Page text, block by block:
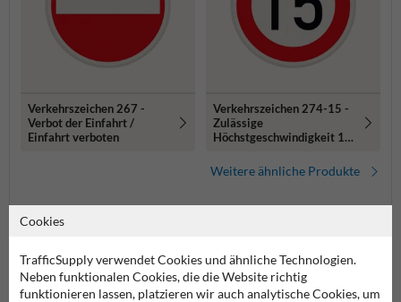
Verkehrszeichen 267 -
Verbot der Einfahrt /
Einfahrt verboten
Verkehrszeichen 274-15 -
Zulässige
Höchstgeschwindigkeit 15
Weitere ähnliche Produkte
Cookies
TrafficSupply verwendet Cookies und ähnliche Technologien.
Neben funktionalen Cookies, die die Website richtig
funktionieren lassen, platzieren wir auch analytische Cookies, um